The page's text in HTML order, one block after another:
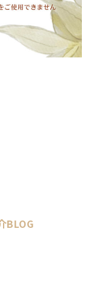
BLOG